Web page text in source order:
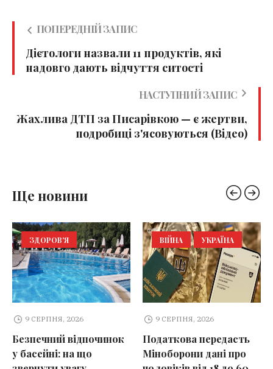
ПОПЕРЕДНІЙ ЗАПИС
Дієтологи назвали 11 продуктів, які
надовго дають відчуття ситості
НАСТУПНИЙ ЗАПИС
Жахлива ДТП за Писарівкою — є жертви,
подробиці з'ясовуються (Відео)
Ще новини
ЗДОРОВ'Я
9 СЕРПНЯ, 2026
Безпечний відпочинок
у басейні: на що
ВІЙНА УКРАЇНА
9 СЕРПНЯ, 2026
Податкова передасть
Міноборони дані про